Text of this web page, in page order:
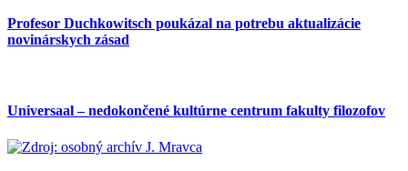
Profesor Duchkowitsch poukázal na potrebu aktualizácie
novinárskych zásad
Universaal – nedokončené kultúrne centrum fakulty filozofov